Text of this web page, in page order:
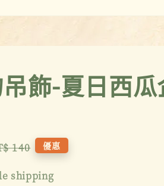
飾-夏日西瓜
140 優惠
shipping